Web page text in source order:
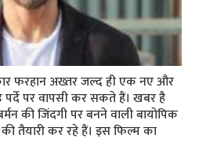
फरहान अख्तर जल्द ही एक नए और
पर्दे पर वापसी कर सकते हैं। खबर है
की जिंदगी पर बनने वाली बायोपिक
तैयारी कर रहे हैं। इस फिल्म का